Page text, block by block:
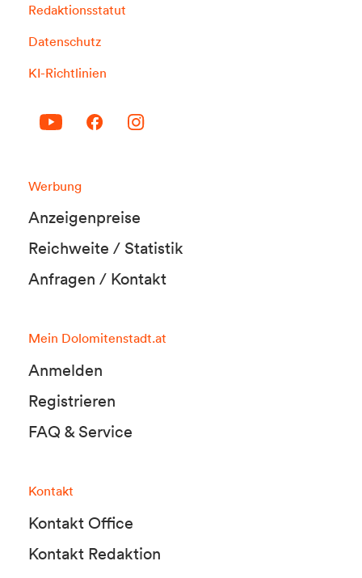
Redaktionsstatut
Datenschutz
KI-Richtlinien
Werbung
Anzeigenpreise
Reichweite / Statistik
Anfragen / Kontakt
Mein Dolomitenstadt.at
Anmelden
Registrieren
FAQ & Service
Kontakt
Kontakt Office
Kontakt Redaktion